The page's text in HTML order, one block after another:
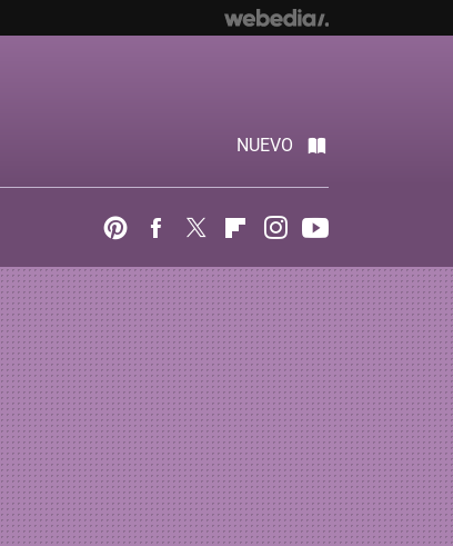
NUEVO
PinterestFacebook
Twitter FlipboardInstagram